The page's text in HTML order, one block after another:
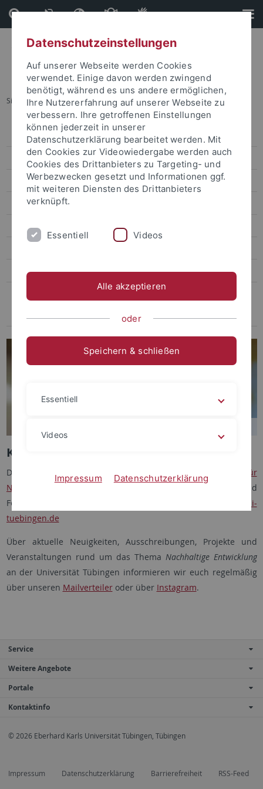
Direkt
zum
Inhalt
Direkt
zur
Fußleiste
Sie sind hier: Startseite ... Kontakt
Aktuelles & Überblick zu NE
Kompetenzzentrum für Nachhaltige Entwicklung
Studium / Lehre
Forschung
Transfer und persönliches Engagement
Kontakt
Dieser Webseitenabschnitt wird vom Kompetenzzentrum für
Nachhaltige Entwicklung
betreut. Für mehr Infos, Fragen und
Feedback wendet euch gerne an uns:
@uni-
tuebingen.de
Über aktuelle Neuigkeiten, Ausschreibungen, Projekte und
Veranstaltungen rund um das Thema Nachhaltige Entwicklung
an der Universität Tübingen informieren wir euch regelmäßig
über unseren Mailverteileroder über Instagram.
Service
Weitere Angebote
Portale
Kontaktinfo
© 2026 Eberhard Karls Universität Tübingen, Tübingen
Impressum Datenschutzerklärung Barrierefreiheit RSS-Feed
Datenschutzeinstellungen
Auf unserer Webseite werden Cookies
verwendet. Einige davon werden zwingend
benötigt, während es uns andere ermöglichen,
Ihre Nutzererfahrung auf unserer Webseite zu
verbessern. Ihre getroffenen Einstellungen
können jederzeit in unserer
Datenschutzerklärung bearbeitet werden. Mit
den Cookies zur Videowiedergabe werden auch
Cookies des Drittanbieters zu Targeting- und
Werbezwecken gesetzt und Informationen ggf.
mit weiteren Diensten des Drittanbieters
verknüpft.
Essentiell Videos
Alle akzeptieren
oder
Speichern & schließen
Essentiell
Videos
Impressum Datenschutzerklärung